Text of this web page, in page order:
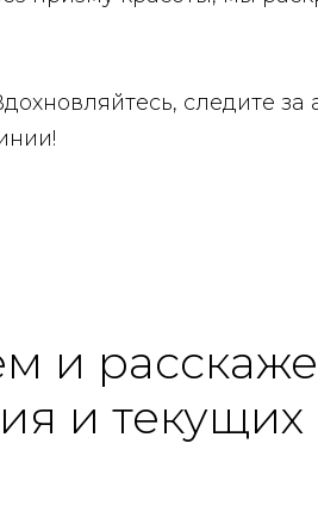
следите
и
и текущих